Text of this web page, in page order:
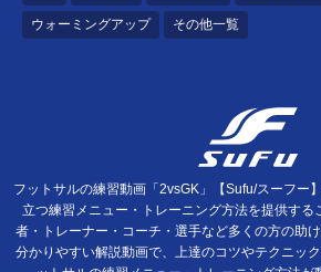
ウォーミングアップ その他一覧
フットサルの練習動画「2vsGK」【Sufu/スーフー
立つ練習メニュー・トレーニング方法を提供する
者・トレーナー・コーチ・選手など多くの方の助
分かりやすい解説動画で、上達のコツやテクニッ